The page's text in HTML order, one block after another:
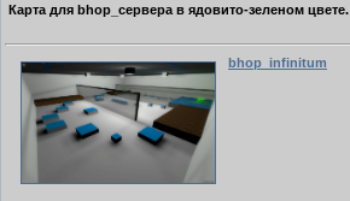
Карта для bhop_сервера в ядовито-зеленом цвете.
bhop_infinitum